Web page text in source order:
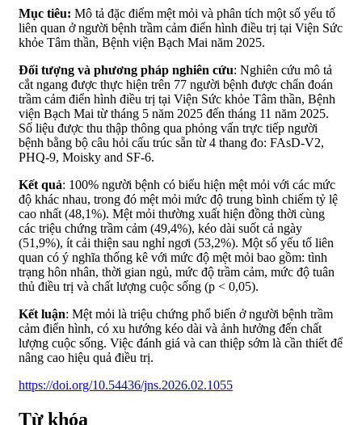
Mục tiêu: Mô tả đặc điểm mệt mỏi và phân tích một số yếu tố
liên quan ở người bệnh trầm cảm điển hình điều trị tại Viện Sức
khỏe Tâm thần, Bệnh viện Bạch Mai năm 2025.
Đối tượng và phương pháp nghiên cứu: Nghiên cứu mô tả
cắt ngang được thực hiện trên 77 người bệnh được chẩn đoán
trầm cảm điển hình điều trị tại Viện Sức khỏe Tâm thần, Bệnh
viện Bạch Mai từ tháng 5 năm 2025 đến tháng 11 năm 2025.
Số liệu được thu thập thông qua phỏng vấn trực tiếp người
bệnh bằng bộ câu hỏi cấu trúc sẵn từ 4 thang đo: FAsD-V2,
PHQ-9, Moisky and SF-6.
Kết quả: 100% người bệnh có biểu hiện mệt mỏi với các mức
độ khác nhau, trong đó mệt mỏi mức độ trung bình chiếm tỷ lệ
cao nhất (48,1%). Mệt mỏi thường xuất hiện đồng thời cùng
các triệu chứng trầm cảm (49,4%), kéo dài suốt cả ngày
(51,9%), ít cải thiện sau nghỉ ngơi (53,2%). Một số yếu tố liên
quan có ý nghĩa thống kê với mức độ mệt mỏi bao gồm: tình
trạng hôn nhân, thời gian ngủ, mức độ trầm cảm, mức độ tuân
thủ điều trị và chất lượng cuộc sống (p < 0,05).
Kết luận: Mệt mỏi là triệu chứng phổ biến ở người bệnh trầm
cảm điển hình, có xu hướng kéo dài và ảnh hưởng đến chất
lượng cuộc sống. Việc đánh giá và can thiệp sớm là cần thiết để
nâng cao hiệu quả điều trị.
https://doi.org/10.54436/jns.2026.02.1055
Từ khóa